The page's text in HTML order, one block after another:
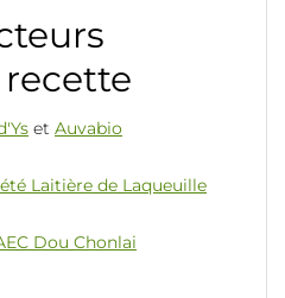
et Auvabio
Laitière de Laqueuille
Dou Chonlai